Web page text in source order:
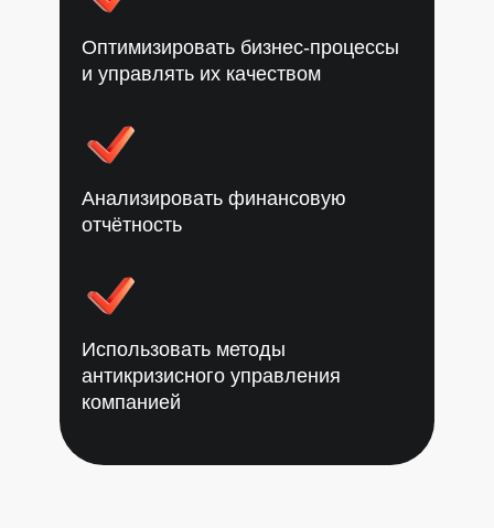
Оптимизировать бизнес-процессы
и управлять их качеством
Анализировать финансовую
отчётность
Использовать методы
антикризисного управления
компанией